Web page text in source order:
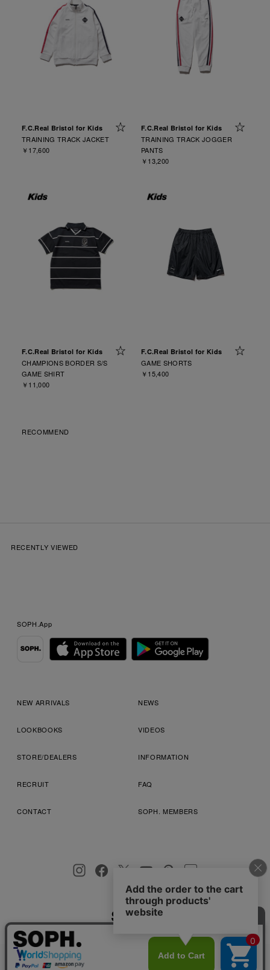
F.C.Real Bristol for Kids
TRAINING TRACK JACKET
￥17,600
F.C.Real Bristol for Kids
TRAINING TRACK JOGGER
PANTS
￥13,200
F.C.Real Bristol for Kids
CHAMPIONS BORDER S/S
GAME SHIRT
￥11,000
F.C.Real Bristol for Kids
GAME SHORTS
￥15,400
RECOMMEND
RECENTLY VIEWED
SOPH.App
NEW ARRIVALS NEWS
LOOKBOOKS VIDEOS
STORE/DEALERS INFORMATION
RECRUIT FAQ
CONTACT SOPH. MEMBERS
プライバシーポリシー
お客様により良いサービスを提供するため、cookie(クッキー)を